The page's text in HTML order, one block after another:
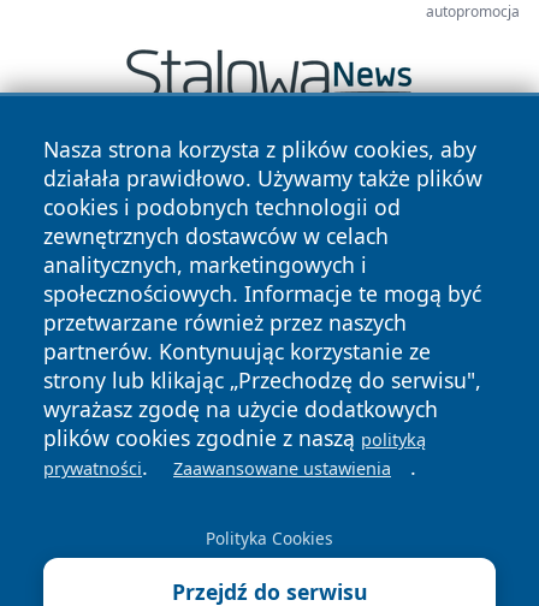
autopromocja
Nasza strona korzysta z plików cookies, aby
działała prawidłowo. Używamy także plików
cookies i podobnych technologii od
zewnętrznych dostawców w celach
analitycznych, marketingowych i
społecznościowych. Informacje te mogą być
przetwarzane również przez naszych
partnerów. Kontynuując korzystanie ze
strony lub klikając „Przechodzę do serwisu",
wyrażasz zgodę na użycie dodatkowych
plików cookies zgodnie z naszą polityką
prywatności. Zaawansowane ustawienia .
Polityka Cookies
Przejdź do serwisu
Copyright © 2026 przemyslonline.pl Wszystkie prawa
zastrzeżone.
News Autorzy
Polityka
Prywatności
Polityka
Cookies